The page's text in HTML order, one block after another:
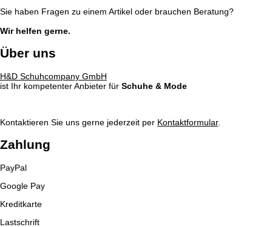
Sie haben Fragen zu einem Artikel oder brauchen Beratung?
Wir helfen gerne.
Über uns
H&D Schuhcompany GmbH
ist Ihr kompetenter Anbieter für Schuhe & Mode
Kontaktieren Sie uns gerne jederzeit per Kontaktformular.
Zahlung
PayPal
Google Pay
Kreditkarte
Lastschrift